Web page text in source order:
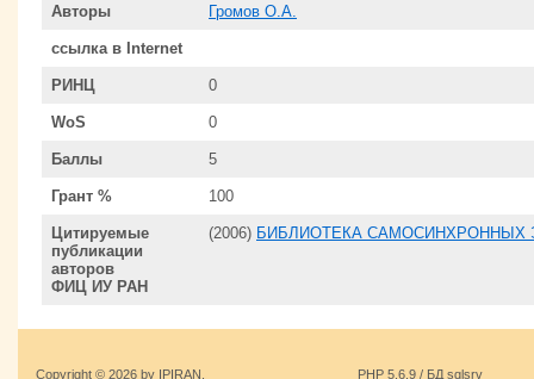
Авторы Громов О.А.
ссылка в Internet
РИНЦ 0
WoS 0
Баллы 5
Грант % 100
Цитируемые
публикации
авторов
ФИЦ ИУ РАН
(2006) БИБЛИОТЕКА САМОСИНХРОННЫХ
Copyright © 2026 by IPIRAN.
PHP 5.6.9 / БД sqlsrv